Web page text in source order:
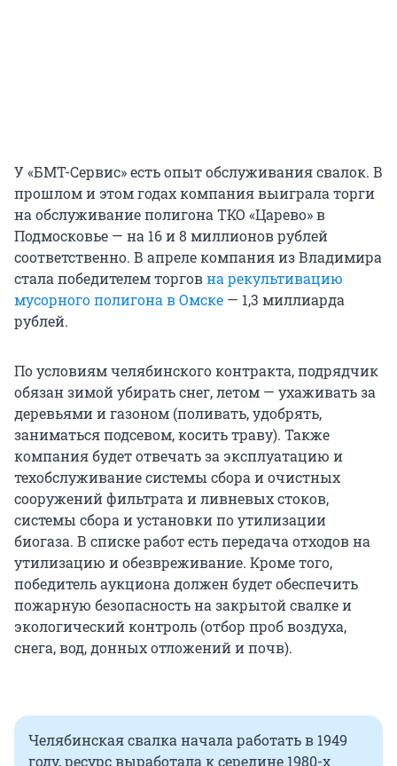
У «БМТ-Сервис» есть опыт обслуживания свалок. В
прошлом и этом годах компания выиграла торги
на обслуживание полигона ТКО «Царево» в
Подмосковье — на 16 и 8 миллионов рублей
соответственно. В апреле компания из Владимира
стала победителем торговна рекультивацию
мусорного полигона в Омске — 1,3 миллиарда
рублей.
По условиям челябинского контракта, подрядчик
обязан зимой убирать снег, летом — ухаживать за
деревьями и газоном (поливать, удобрять,
заниматься подсевом, косить траву). Также
компания будет отвечать за эксплуатацию и
техобслуживание системы сбора и очистных
сооружений фильтрата и ливневых стоков,
системы сбора и установки по утилизации
биогаза. В списке работ есть передача отходов на
утилизацию и обезвреживание. Кроме того,
победитель аукциона должен будет обеспечить
пожарную безопасность на закрытой свалке и
экологический контроль (отбор проб воздуха,
снега, вод, донных отложений и почв).
Челябинская свалка начала работать в 1949
году, ресурс выработала к середине 1980-х